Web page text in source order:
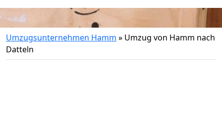
Umzugsunternehmen Hamm » Umzug von Hamm nach
Datteln